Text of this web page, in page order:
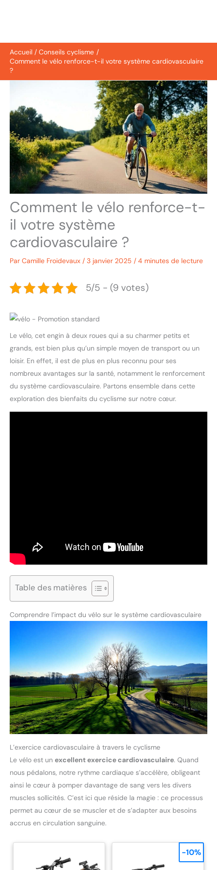
Accueil
Conseils cyclisme
Comment le vélo renforce-t-il votre système cardiovasculaire
?
Comment le vélo renforce-t-
il votre système
cardiovasculaire ?
Par Camille Froidevaux / 3 janvier 2025 / 4 minutes de lecture
5/5 - (9 votes)
Le vélo, cet engin à deux roues qui a su charmer petits et
grands, est bien plus qu’un simple moyen de transport ou un
loisir. En effet, il est de plus en plus reconnu pour ses
nombreux avantages sur la santé, notamment le renforcement
du système cardiovasculaire. Partons ensemble dans cette
exploration des bienfaits du cyclisme sur notre cœur.
Table des matières
Comprendre l’impact du vélo sur le système cardiovasculaire
L’exercice cardiovasculaire à travers le cyclisme
Le vélo est un excellent exercice cardiovasculaire. Quand
nous pédalons, notre rythme cardiaque s’accélère, obligeant
ainsi le cœur à pomper davantage de sang vers les divers
muscles sollicités. C’est ici que réside la magie : ce processus
permet au cœur de se muscler et de s’adapter aux besoins
accrus en circulation sanguine.
-10%